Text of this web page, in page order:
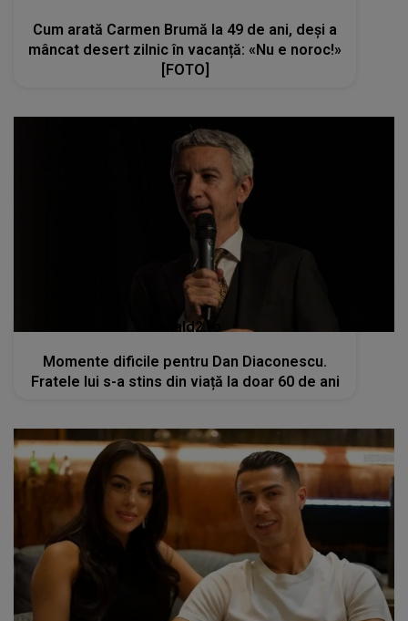
Cum arată Carmen Brumă la 49 de ani, deși a
mâncat desert zilnic în vacanță: «Nu e noroc!»
[FOTO]
kanald2.ro
Momente dificile pentru Dan Diaconescu.
Fratele lui s-a stins din viață la doar 60 de ani